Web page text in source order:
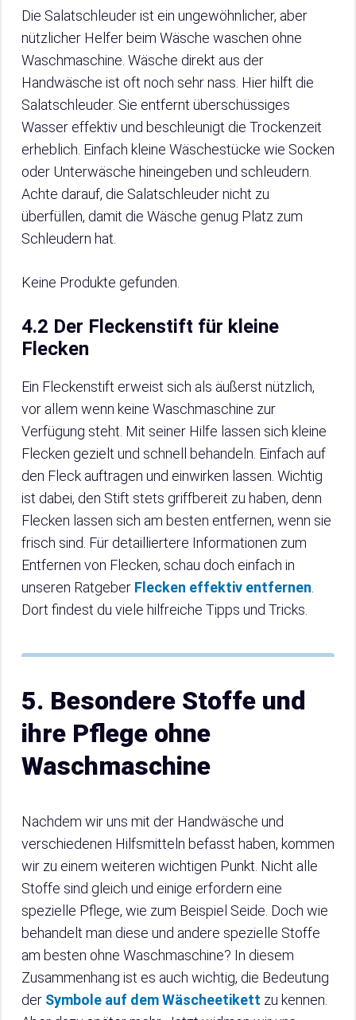
Die Salatschleuder ist ein ungewöhnlicher, aber
nützlicher Helfer beim Wäsche waschen ohne
Waschmaschine. Wäsche direkt aus der
Handwäsche ist oft noch sehr nass. Hier hilft die
Salatschleuder. Sie entfernt überschüssiges
Wasser effektiv und beschleunigt die Trockenzeit
erheblich. Einfach kleine Wäschestücke wie Socken
oder Unterwäsche hineingeben und schleudern.
Achte darauf, die Salatschleuder nicht zu
überfüllen, damit die Wäsche genug Platz zum
Schleudern hat.
Keine Produkte gefunden.
4.2 Der Fleckenstift für kleine
Flecken
Ein Fleckenstift erweist sich als äußerst nützlich,
vor allem wenn keine Waschmaschine zur
Verfügung steht. Mit seiner Hilfe lassen sich kleine
Flecken gezielt und schnell behandeln. Einfach auf
den Fleck auftragen und einwirken lassen. Wichtig
ist dabei, den Stift stets griffbereit zu haben, denn
Flecken lassen sich am besten entfernen, wenn sie
frisch sind. Für detailliertere Informationen zum
Entfernen von Flecken, schau doch einfach in
unseren Ratgeber Flecken effektiv entfernen
Dort findest du viele hilfreiche Tipps und Tricks.
5. Besondere Stoffe und
ihre Pflege ohne
Waschmaschine
Nachdem wir uns mit der Handwäsche und
verschiedenen Hilfsmitteln befasst haben, kommen
wir zu einem weiteren wichtigen Punkt. Nicht alle
Stoffe sind gleich und einige erfordern eine
spezielle Pflege, wie zum Beispiel Seide. Doch wie
behandelt man diese und andere spezielle Stoffe
am besten ohne Waschmaschine? In diesem
Zusammenhang ist es auch wichtig, die Bedeutung
der Symbole auf dem Wäscheetikett zu kennen.